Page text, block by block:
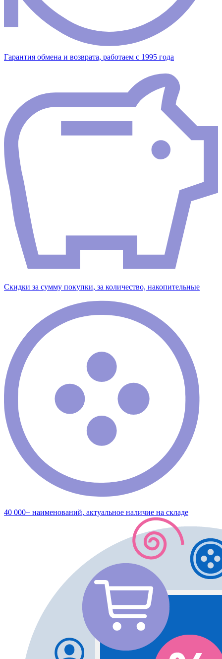
Гарантия обмена и возврата, работаем с 1995 года
Скидки за сумму покупки, за количество, накопительные
40 000+ наименований, актуальное наличие на складе